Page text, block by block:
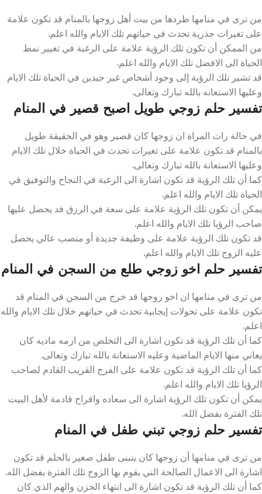
من ترى في منامها طردها من بيت أهل زوجها بالمنام قد تكون علامة
على تغيرات جذرية تحدث في حياتهم تلك الايام والله اعلم.
من الممكن أن تكون تلك الرؤية علامة على الرغبة في تغيير نمط
الحياة الى الافضل تلك الايام والله اعلم.
قد تشير تلك الرؤية إلى وجود أشخاص غير جيدين في الحياة تلك الايام
وعليها الاستعانه بالله تبارك وتعالى.
تفسير حلم زوجي طويل اصبح قصير في المنام
في حالة رات المراة ان زوجها كان قصير وهو في الحقيقة طويل
بالمنام قد تكون علامة على تغيرات تحدث في الحياة خلال تلك الايام
وعليها الاستعانة بالله تبارك وتعالى.
كما أن تلك الرؤية قد تكون اشارة الى الرغبة في النجاح والتوفيق في
الحياة تلك الايام والله اعلم.
يمكن أن تكون تلك الرؤية علامة على سعة في الرزق قد يحصل عليها
صاحب الرؤيا تلك الايام والله اعلم.
قد تكون تلك الرؤية علامة على وظيفة جديدة أو منصب عالي يحصل
عليه الزوج تلك الايام والله اعلم.
تفسير حلم اخو زوجي طلع من السجن في المنام
من ترى في منامها ان اخو زوجها قد خرج من السجن في المنام قد
تكون علامة على تحولات إيجابية تحدث في حياتهم خلال تلك الايام والله
اعلم.
كما أن تلك الرؤية قد تكون اشارة الى التخلص من ازمه ماديه كان
يعاني منها الايام الماضية وعليه الاستعانة بالله تبارك وتعالى.
كما أن تلك الرؤية قد تكون علامة على الفرج القريب القادم لصاحب
الرؤيا تلك الايام والله اعلم.
يمكن أن تكون تلك الرؤية اشارة الى سعاده وافراح قادمة لأهل البيت
تلك الفترة بفضل الله.
تفسير حلم زوجي تبني طفل في المنام
من ترى في منامها أن زوجها كان يتبنى طفل صغير بالحلم قد تكون
اشارة الى الاعمال الصالحة التي يقوم بها الزوج تلك الفترة بفضل الله.
كما أن تلك الرؤية قد تكون اشارة الى انتهاء الحزن والهم الذي كان